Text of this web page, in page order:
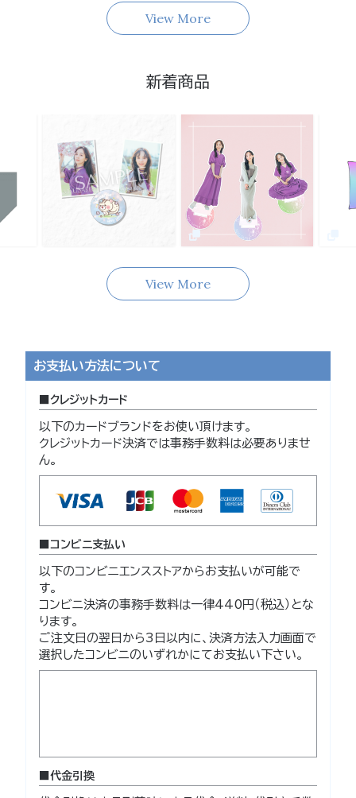
View More
新着商品
View More
お支払い方法について
クレジットカード
以下のカードブランドをお使い頂けます。
クレジットカード決済では事務手数料は必要ありませ
ん。
コンビニ支払い
以下のコンビニエンスストアからお支払いが可能で
す。
コンビニ決済の事務手数料は一律440円（税込）とな
ります。
ご注文日の翌日から3日以内に、決済方法入力画面で
選択したコンビニのいずれかにてお支払い下さい。
代金引換